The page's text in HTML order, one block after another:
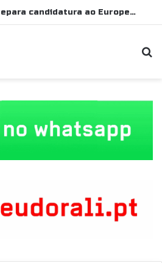
Rali da Madeira prepara candidatura ao Europeu de Ralis para 2028